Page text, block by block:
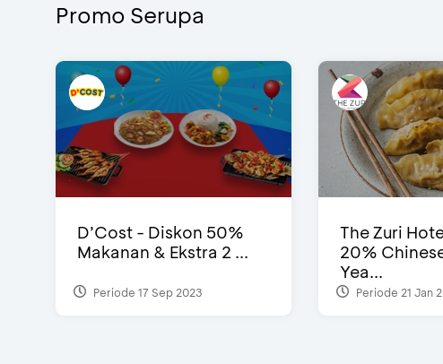
Promo Serupa
D’Cost - Diskon 50%
Makanan & Ekstra 2 ...
Periode 17 Sep 2023
The Zuri
20%
Yea...
Periode 21 Jan